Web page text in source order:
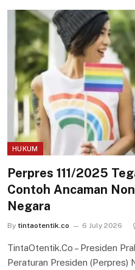
HUKUM
Perpres 111/2025
Contoh Ancaman
Negara
By tintaotentik.co 6 July 2026
TintaOtentik.Co – Presiden
Peraturan Presiden (Perpres)